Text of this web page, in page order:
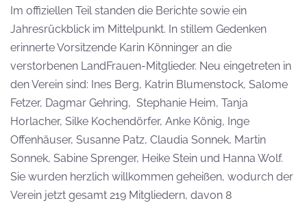
Im offiziellen Teil standen die Berichte sowie ein
Jahresrückblick im Mittelpunkt. In stillem Gedenken
erinnerte Vorsitzende Karin Könninger an die
verstorbenen LandFrauen-Mitglieder. Neu eingetreten in
den Verein sind: Ines Berg, Katrin Blumenstock, Salome
Fetzer, Dagmar Gehring, Stephanie Heim, Tanja
Horlacher, Silke Kochendörfer, Anke König, Inge
Offenhäuser, Susanne Patz, Claudia Sonnek, Martin
Sonnek, Sabine Sprenger, Heike Stein und Hanna Wolf.
Sie wurden herzlich willkommen geheißen, wodurch der
Verein jetzt gesamt 219 Mitgliedern, davon 8